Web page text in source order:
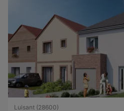
Luisant (28600)